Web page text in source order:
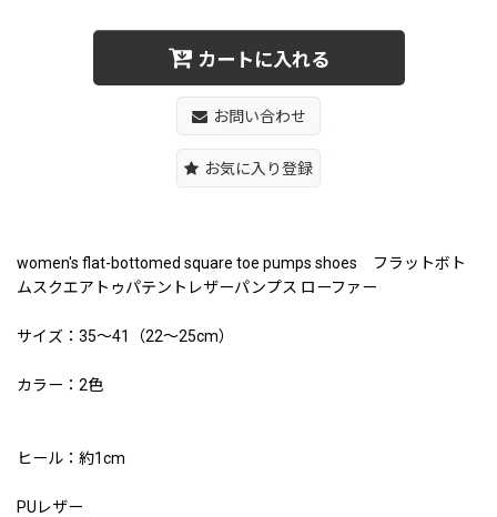
カートに入れる
お問い合わせ
お気に入り登録
women's flat-bottomed square toe pumps shoes フラットボト
ムスクエアトゥパテントレザーパンプス ローファー
サイズ：35〜41（22〜25cm）
カラー：2色
ヒール：約1cm
PUレザー